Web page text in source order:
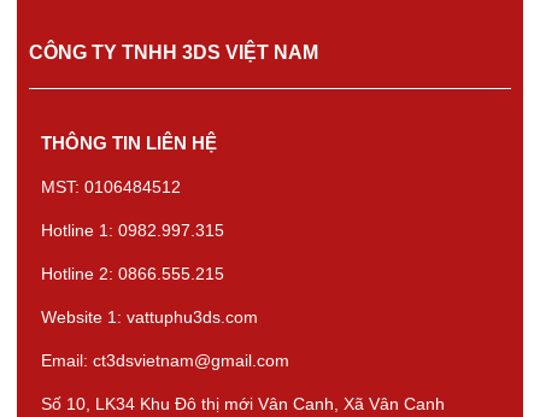
CÔNG TY TNHH 3DS VIỆT NAM
THÔNG TIN LIÊN HỆ
MST: 0106484512
Hotline 1: 0982.997.315
Hotline 2: 0866.555.215
Website 1: vattuphu3ds.com
Email: ct3dsvietnam@gmail.com
Số 10, LK34 Khu Đô thị mới Vân Canh, Xã Vân Canh